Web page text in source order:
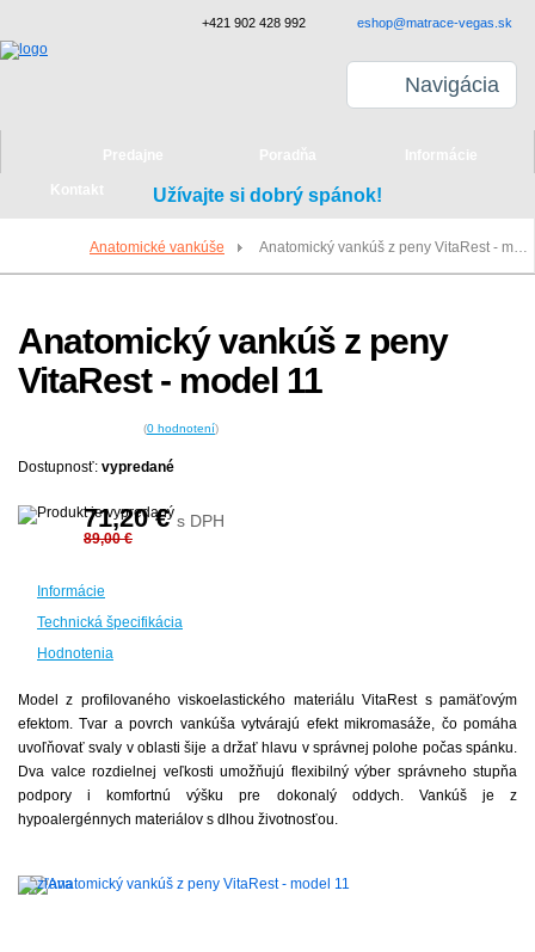
Užívajte si dobrý spánok!
Anatomické vankúše Anatomický vankúš z peny VitaRest - model 11
Anatomický vankúš z peny
VitaRest - model 11
(0 hodnotení)
Dostupnosť: vypredané
71,20€ s DPH
89,00 €
Informácie
Technická špecifikácia
Hodnotenia
Model z profilovaného viskoelastického materiálu VitaRest s pamäťovým
efektom. Tvar a povrch vankúša vytvárajú efekt mikromasáže, čo pomáha
uvoľňovať svaly v oblasti šije a držať hlavu v správnej polohe počas spánku.
Dva valce rozdielnej veľkosti umožňujú flexibilný výber správneho stupňa
podpory i komfortnú výšku pre dokonalý oddych. Vankúš je z
hypoalergénnych materiálov s dlhou životnosťou.
+421 902 428 992 eshop@matrace-vegas.sk
Navigácia
Predajne Poradňa Informácie
Kontakt